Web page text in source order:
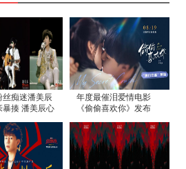
丝痴迷潘美辰
暴揍 潘美辰心
年度最催泪爱情电影
《偷偷喜欢你》发布